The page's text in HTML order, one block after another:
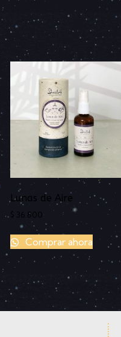
Lunas de Aire
$ 36.800
Comprar ahora